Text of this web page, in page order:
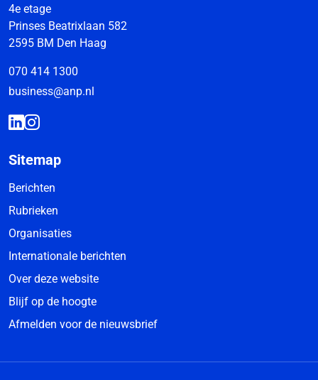
4e etage
Prinses Beatrixlaan 582
2595 BM Den Haag
070 414 1300
business@anp.nl
Sitemap
Berichten
Rubrieken
Organisaties
Internationale berichten
Over deze website
Blijf op de hoogte
Afmelden voor de nieuwsbrief